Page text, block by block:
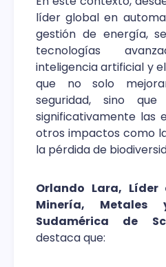
líder global en
gestión de energía,
tecnologías
inteligencia artificial y
que no solo
seguridad, sino
significativamente las
otros impactos como
la pérdida de
Orlando Lara,
Minería, Metales
Sudamérica de
destaca que: